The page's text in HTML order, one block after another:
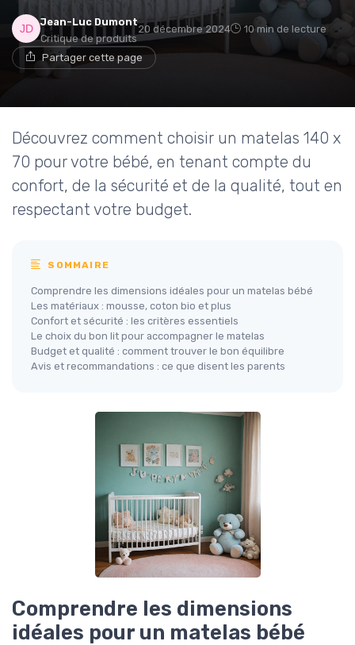
Jean-Luc Dumont
Critique de produits
20 décembre 2024 10 min de lecture
Partager cette page
Découvrez comment choisir un matelas 140 x
70 pour votre bébé, en tenant compte du
confort, de la sécurité et de la qualité, tout en
respectant votre budget.
SOMMAIRE
Comprendre les dimensions idéales pour un matelas bébé
Les matériaux : mousse, coton bio et plus
Confort et sécurité : les critères essentiels
Le choix du bon lit pour accompagner le matelas
Budget et qualité : comment trouver le bon équilibre
Avis et recommandations : ce que disent les parents
Comprendre les dimensions
idéales pour un matelas bébé